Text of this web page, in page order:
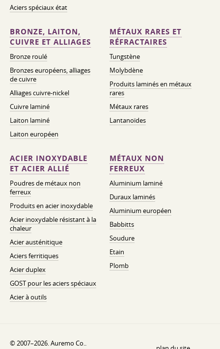
Aciers spéciaux état
BRONZE, LAITON,
CUIVRE ET ALLIAGES
Bronze roulé
Bronzes européens, alliages
de cuivre
Alliages cuivre-nickel
Cuivre laminé
Laiton laminé
Laiton européen
MÉTAUX RARES ET
RÉFRACTAIRES
Tungstène
Molybdène
Produits laminés en métaux
rares
Métaux rares
Lantanoïdes
ACIER INOXYDABLE
ET ACIER ALLIÉ
Poudres de métaux non
ferreux
Produits en acier inoxydable
Acier inoxydable résistant à la
chaleur
Acier austénitique
Aciers ferritiques
Acier duplex
GOST pour les aciers spéciaux
Acier à outils
MÉTAUX NON
FERREUX
Aluminium laminé
Duraux laminés
Aluminium européen
Babbitts
Soudure
Etain
Plomb
© 2007–2026. Auremo Co..